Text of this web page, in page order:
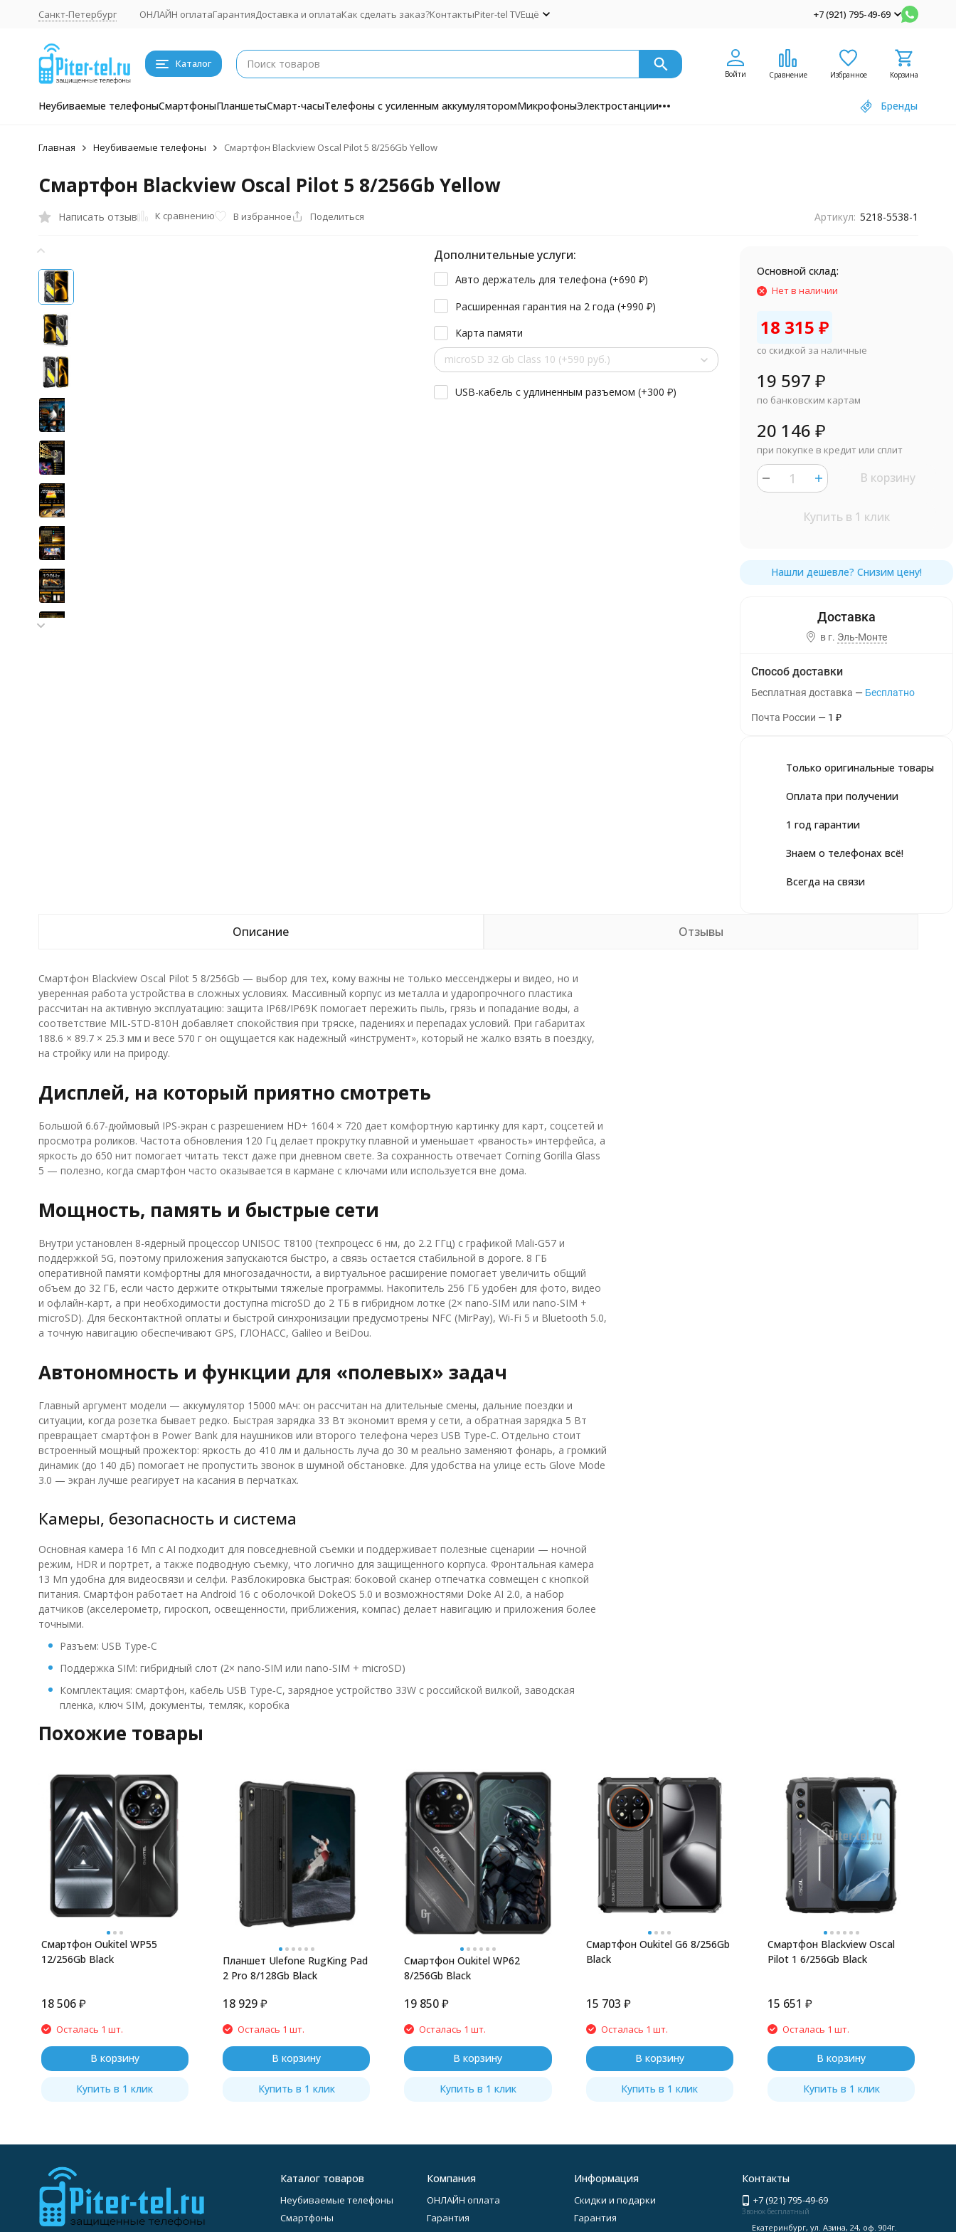
Санкт-Петербург ОНЛАЙН оплатаГарантияДоставка и оплатаКак сделать заказ?КонтактыPiter-tel TVЕщё +7 (921) 795-49-69
Каталог
Войти Сравнение Избранное Корзина
Неубиваемые телефоныСмартфоныПланшетыСмарт-часыТелефоны с усиленным аккумуляторомМикрофоныЭлектростанции Бренды
Главная Неубиваемые телефоны Смартфон Blackview Oscal Pilot 5 8/256Gb Yellow
Смартфон Blackview Oscal Pilot 5 8/256Gb Yellow
Написать отзыв К сравнению В избранное Поделиться Артикул: 5218-5538-1
Дополнительные услуги:
Авто держатель для телефона (+690₽)
Расширенная гарантия на 2 года (+990₽)
Карта памяти
microSD 32 Gb Class 10 (+590 руб.)
USB-кабель с удлиненным разъемом (+300₽)
Основной склад:
Нет в наличии
18 315₽
со скидкой за наличные
19 597₽
по банковским картам
20 146₽
при покупке в кредит или сплит
В корзину
Купить в 1 клик
в г. Эль-Монте
Способ доставки
Бесплатная доставка Бесплатно
Почта России 1₽
Только оригинальные товары
Оплата при получении
1 год гарантии
Знаем о телефонах всё!
Всегда на связи
Описание Отзывы
Смартфон Blackview Oscal Pilot 5 8/256Gb — выбор для тех, кому важны не только мессенджеры и видео, но и
уверенная работа устройства в сложных условиях. Массивный корпус из металла и ударопрочного пластика
рассчитан на активную эксплуатацию: защита IP68/IP69K помогает пережить пыль, грязь и попадание воды, а
соответствие MIL-STD-810H добавляет спокойствия при тряске, падениях и перепадах условий. При габаритах
188.6 × 89.7 × 25.3 мм и весе 570 г он ощущается как надежный «инструмент», который не жалко взять в поездку,
на стройку или на природу.
Дисплей, на который приятно смотреть
Большой 6.67-дюймовый IPS-экран с разрешением HD+ 1604 × 720 дает комфортную картинку для карт, соцсетей и
просмотра роликов. Частота обновления 120 Гц делает прокрутку плавной и уменьшает «рваность» интерфейса, а
яркость до 650 нит помогает читать текст даже при дневном свете. За сохранность отвечает Corning Gorilla Glass
5 — полезно, когда смартфон часто оказывается в кармане с ключами или используется вне дома.
Мощность, память и быстрые сети
Внутри установлен 8-ядерный процессор UNISOC T8100 (техпроцесс 6 нм, до 2.2 ГГц) с графикой Mali-G57 и
поддержкой 5G, поэтому приложения запускаются быстро, а связь остается стабильной в дороге. 8 ГБ
оперативной памяти комфортны для многозадачности, а виртуальное расширение помогает увеличить общий
объем до 32 ГБ, если часто держите открытыми тяжелые программы. Накопитель 256 ГБ удобен для фото, видео
и офлайн-карт, а при необходимости доступна microSD до 2 ТБ в гибридном лотке (2× nano-SIM или nano-SIM +
microSD). Для бесконтактной оплаты и быстрой синхронизации предусмотрены NFC (MirPay), Wi‑Fi 5 и Bluetooth 5.0,
а точную навигацию обеспечивают GPS, ГЛОНАСС, Galileo и BeiDou.
Автономность и функции для «полевых» задач
Главный аргумент модели — аккумулятор 15000 мАч: он рассчитан на длительные смены, дальние поездки и
ситуации, когда розетка бывает редко. Быстрая зарядка 33 Вт экономит время у сети, а обратная зарядка 5 Вт
превращает смартфон в Power Bank для наушников или второго телефона через USB Type‑C. Отдельно стоит
встроенный мощный прожектор: яркость до 410 лм и дальность луча до 30 м реально заменяют фонарь, а громкий
динамик (до 140 дБ) помогает не пропустить звонок в шумной обстановке. Для удобства на улице есть Glove Mode
3.0 — экран лучше реагирует на касания в перчатках.
Камеры, безопасность и система
Основная камера 16 Мп с AI подходит для повседневной съемки и поддерживает полезные сценарии — ночной
режим, HDR и портрет, а также подводную съемку, что логично для защищенного корпуса. Фронтальная камера
13 Мп удобна для видеосвязи и селфи. Разблокировка быстрая: боковой сканер отпечатка совмещен с кнопкой
питания. Смартфон работает на Android 16 с оболочкой DokeOS 5.0 и возможностями Doke AI 2.0, а набор
датчиков (акселерометр, гироскоп, освещенности, приближения, компас) делает навигацию и приложения более
точными.
Разъем: USB Type‑C
Поддержка SIM: гибридный слот (2× nano-SIM или nano-SIM + microSD)
Комплектация: смартфон, кабель USB Type‑C, зарядное устройство 33W с российской вилкой, заводская
пленка, ключ SIM, документы, темляк, коробка
Похожие товары
Смартфон Oukitel WP55
12/256Gb Black
18 506 ₽
Осталась 1 шт.
В корзину
Купить в 1 клик
Планшет Ulefone RugKing Pad
2 Pro 8/128Gb Black
18 929₽
Осталась 1 шт.
В корзину
Купить в 1 клик
Смартфон Oukitel WP62
8/256Gb Black
19 850₽
Осталась 1 шт.
В корзину
Купить в 1 клик
Смартфон Oukitel G6 8/256Gb
Black
15 703 ₽
Осталась 1 шт.
В корзину
Купить в 1 клик
Смартфон Blackview Oscal
Pilot 1 6/256Gb Black
15 651 ₽
Осталась 1 шт.
В корзину
Купить в 1 клик
Каталог товаров
Неубиваемые телефоны
Смартфоны
Компания
ОНЛАЙН оплата
Гарантия
Информация
Скидки и подарки
Гарантия
Контакты
+7 (921) 795-49-69
Звонок бесплатный
Екатеринбург, ул. Азина, 24, оф. 904г.